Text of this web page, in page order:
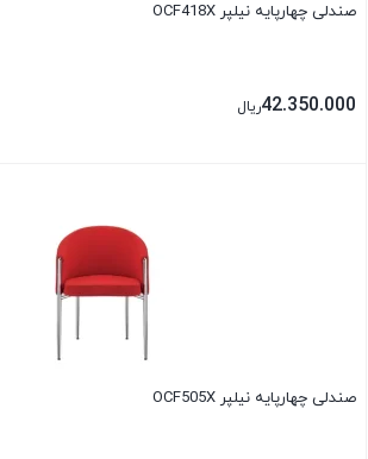
صندلی چهارپایه نیلپر OCF418X
42.350.000ریال
صندلی چهارپایه نیلپر OCF505X